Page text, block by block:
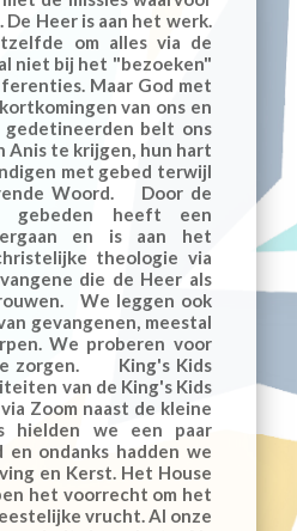
Heer is aan het werk.
om alles via de
niet bij het "bezoeken"
Maar God met
van ons en
belt ons
Anis te krijgen, hun hart
met gebed terwijl
Woord. Door de
heeft een
en is aan het
theologie via
die de Heer als
We leggen ook
gevangenen, meestal
We proberen voor
te zorgen. King's Kids
van de King's Kids
Zoom naast de kleine
hielden we een paar
en ondanks hadden we
en Kerst. Het House
het voorrecht om het
vrucht. Al onze